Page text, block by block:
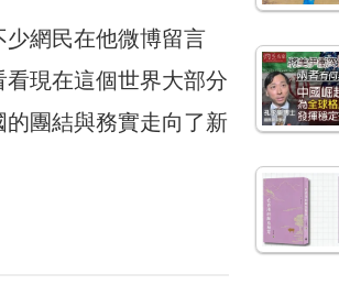
網民在他微博留言
看現在這個世界大部分
團結與務實走向了新